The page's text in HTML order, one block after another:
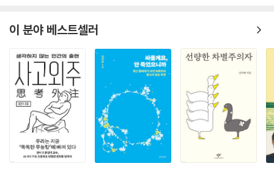
이 분야 베스트셀러